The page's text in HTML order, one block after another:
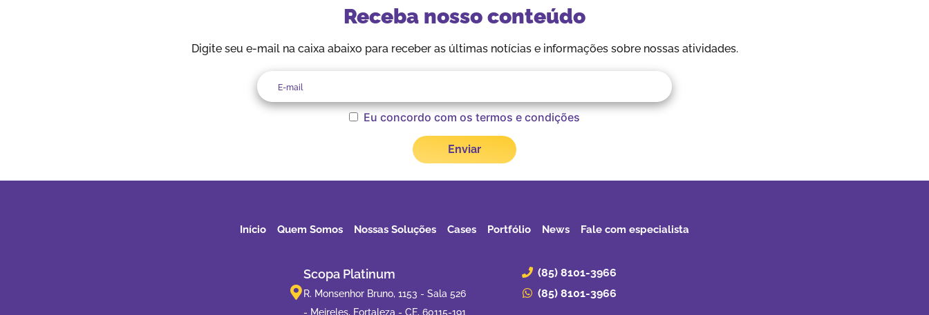
Receba nosso conteúdo
Digite seu e-mail na caixa abaixo para receber as últimas notícias e informações sobre nossas atividades.
Eu concordo com os termos e condições
Início Quem Somos Nossas Soluções Cases Portfólio News Fale com especialista
Scopa Platinum
R. Monsenhor Bruno, 1153 - Sala 526
- Meireles, Fortaleza - CE, 60115-191
(85) 8101-3966
(85) 8101-3966